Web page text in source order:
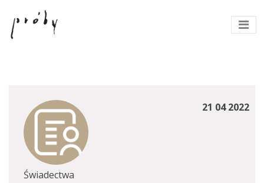
21 04 2022
Świadectwa